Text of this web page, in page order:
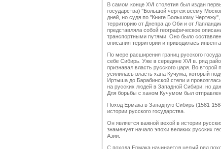
В самом конце XVI столетия был издан
государства) "Большой чертеж всему
дней, но судя по "Книге Большому
территорию от Днепра до Оби и от
представляла собой географическое
транспортными путями. Оно было
описания территории и приводилась
По мере расширения границ русского
себе Сибирь. Уже в середине XVI в. ряд
признавал власть русского царя. Во
усилилась власть хана Кучума, который
Иртыша до Барабинской степи и
на русских людей в Западной Сибири, но
Для борьбы с ханом Кучумом был
Поход Ермака в Западную Сибирь (1581-
истории русского государства.
Он является важной вехой в истории
знаменует начало эпохи великих русских
Азии.
С похода Ермака начинается целый ряд